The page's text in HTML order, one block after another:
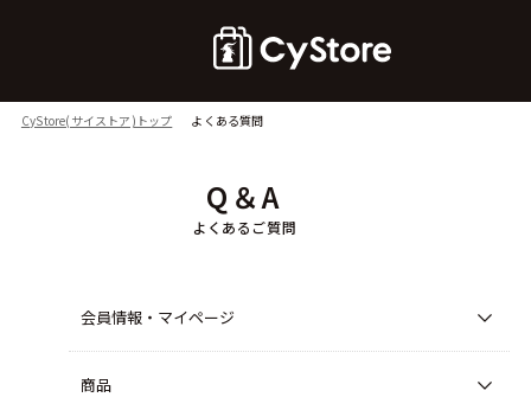
CyStore(サイストア)トップ よくある質問
よくあるご質問
Q＆A
会員情報・マイページ
商品